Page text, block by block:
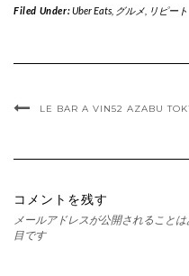
Filed Under:Uber Eats, グルメ, リピート
LE BAR A VIN52 AZABU
コメントを残す
メールアドレスが公開されることは
目です